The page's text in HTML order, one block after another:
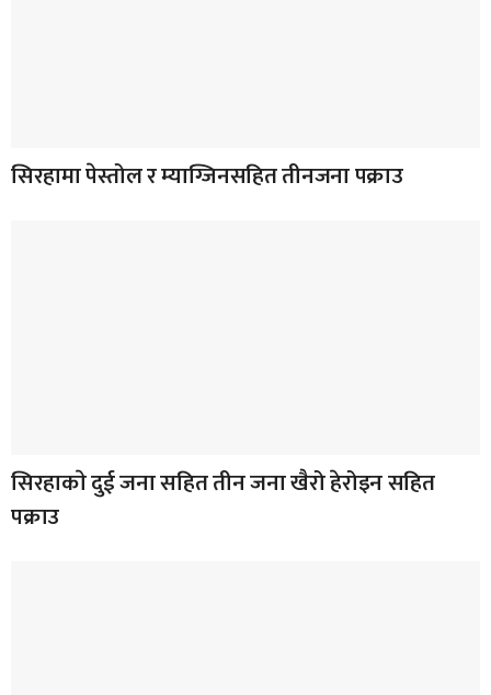
सिरहामा पेस्तोल र म्याग्जिनसहित तीनजना पक्राउ
सिरहाकाे दुई जना सहित तीन जना खैरो हेरोइन सहित
पक्राउ